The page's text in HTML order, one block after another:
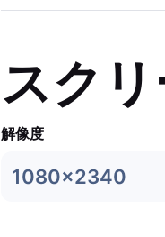
スク
解像度
1080x2340